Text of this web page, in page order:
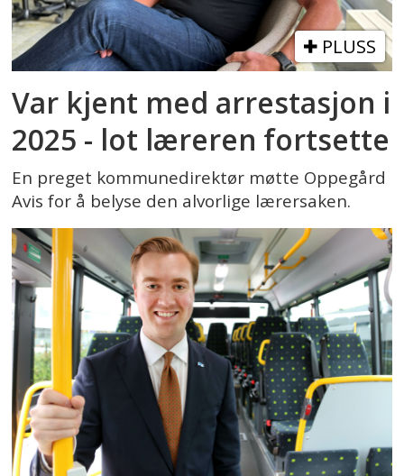
PLUSS
Var kjent med arrestasjon i
2025 - lot læreren fortsette
En preget kommunedirektør møtte Oppegård
Avis for å belyse den alvorlige lærersaken.